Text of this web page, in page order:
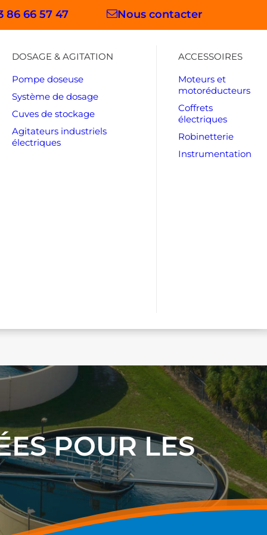
86 66 57 47 Nous contacter
DOSAGE & AGITATION
Pompe doseuse
Système de dosage
Cuves de stockage
Agitateurs industriels
électriques
ACCESSOIRES
Moteurs et
motoréducteurs
Coffrets
électriques
Robinetterie
Instrumentation
POUR LES